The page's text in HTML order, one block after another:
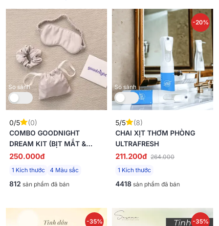
So sánh
0/5
(0)
COMBO GOODNIGHT
DREAM KIT (BỊT MẮT &
CHUN BUỘC TÓC)
250.000đ
1 Kích thước 4 Màu sắc
812 sản phẩm đã bán
So sánh
-20%
5/5
(8)
CHAI XỊT THƠM PHÒNG
ULTRAFRESH
211.200đ 264.000
1 Kích thước
4418 sản phẩm đã bán
-35% -35%